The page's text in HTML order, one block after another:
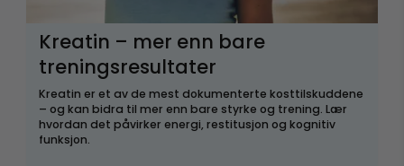
Kreatin – mer enn bare
treningsresultater
Kreatin er et av de mest dokumenterte kosttilskuddene
– og kan bidra til mer enn bare styrke og trening. Lær
hvordan det påvirker energi, restitusjon og kognitiv
funksjon.